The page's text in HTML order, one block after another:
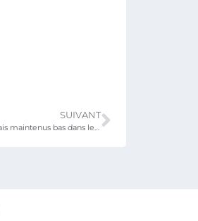
SUIVANT
Campagne agricole 2021-2022 : Les prix des engrais maintenus bas dans le cadre de la riposte à la pandémie de la Covid 19